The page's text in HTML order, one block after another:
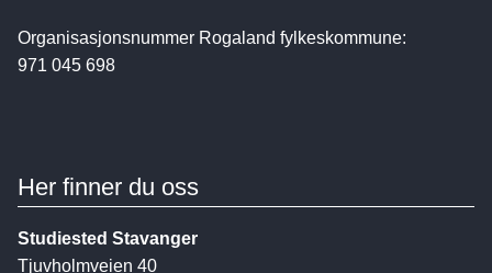
Organisasjonsnummer Rogaland fylkeskommune:
971 045 698
Her finner du oss
Studiested Stavanger
Tjuvholmveien 40